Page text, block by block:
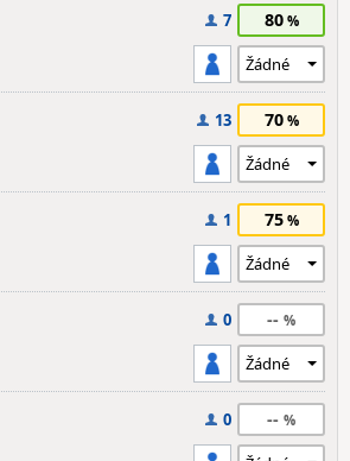
7 80
13 70
1 75
0 --
0 --